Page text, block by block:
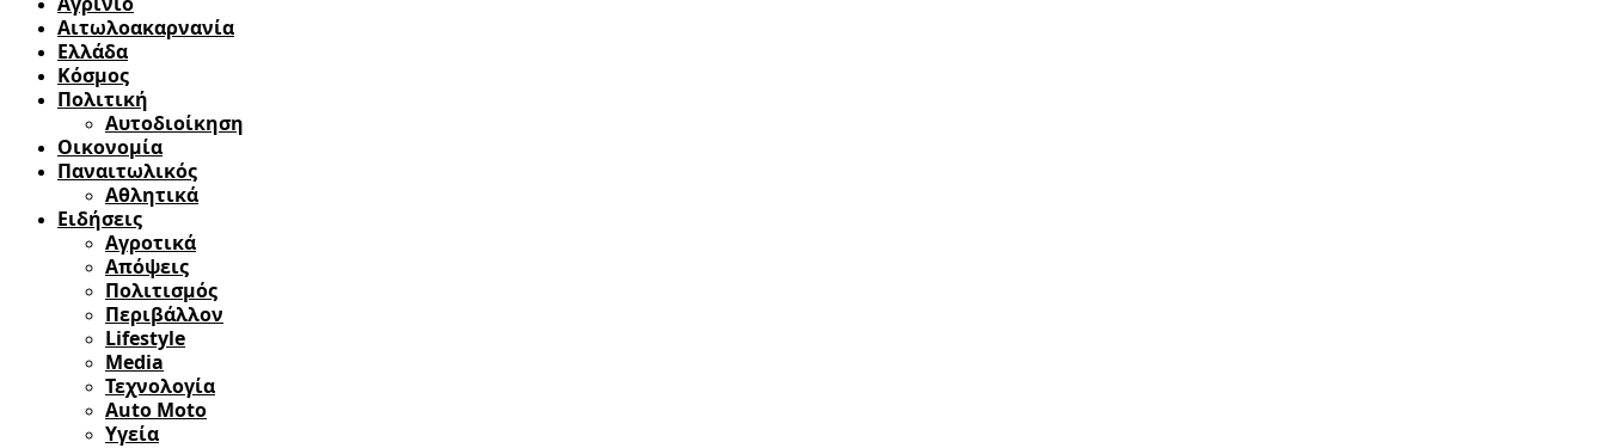
Αιτωλοακαρνανία
Ελλάδα
Κόσμος
Πολιτική
Αυτοδιοίκηση
Οικονομία
Παναιτωλικός
Αθλητικά
Ειδήσεις
Αγροτικά
Απόψεις
Πολιτισμός
Περιβάλλον
Lifestyle
Media
Τεχνολογία
Auto Moto
Υγεία